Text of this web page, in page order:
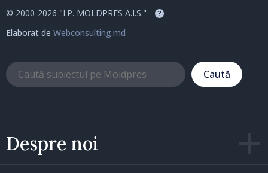
Despre noi
© 2000-2026 "I.P. MOLDPRES A.I.S." ?
Elaborat de Webconsulting.md
Caută